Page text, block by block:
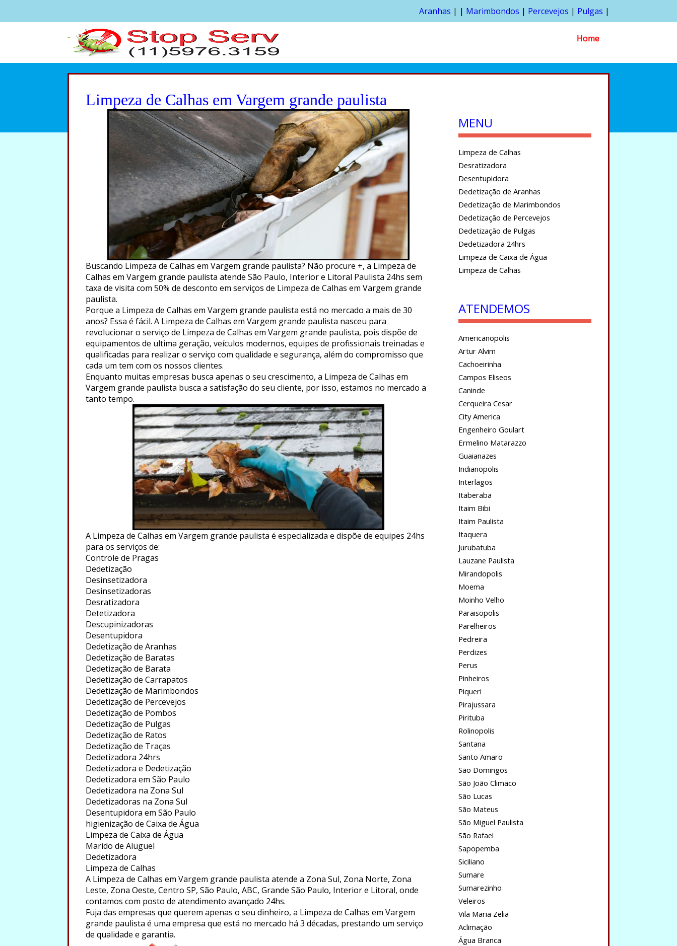
Aranhas | | Marimbondos | Percevejos | Pulgas |
Home
Limpeza de Calhas em Vargem grande paulista
Buscando Limpeza de Calhas em Vargem grande paulista? Não procure +, a Limpeza de
Calhas em Vargem grande paulista atende São Paulo, Interior e Litoral Paulista 24hs sem
taxa de visita com 50% de desconto em serviços de Limpeza de Calhas em Vargem grande
paulista.
Porque a Limpeza de Calhas em Vargem grande paulista está no mercado a mais de 30
anos? Essa é fácil. A Limpeza de Calhas em Vargem grande paulista nasceu para
revolucionar o serviço de Limpeza de Calhas em Vargem grande paulista, pois dispõe de
equipamentos de ultima geração, veículos modernos, equipes de profissionais treinadas e
qualificadas para realizar o serviço com qualidade e segurança, além do compromisso que
cada um tem com os nossos clientes.
Enquanto muitas empresas busca apenas o seu crescimento, a Limpeza de Calhas em
Vargem grande paulista busca a satisfação do seu cliente, por isso, estamos no mercado a
tanto tempo.
A Limpeza de Calhas em Vargem grande paulista é especializada e dispõe de equipes 24hs
para os serviços de:
Controle de Pragas
Dedetização
Desinsetizadora
Desinsetizadoras
Desratizadora
Detetizadora
Descupinizadoras
Desentupidora
Dedetização de Aranhas
Dedetização de Baratas
Dedetização de Barata
Dedetização de Carrapatos
Dedetização de Marimbondos
Dedetização de Percevejos
Dedetização de Pombos
Dedetização de Pulgas
Dedetização de Ratos
Dedetização de Traças
Dedetizadora 24hrs
Dedetizadora e Dedetização
Dedetizadora em São Paulo
Dedetizadora na Zona Sul
Dedetizadoras na Zona Sul
Desentupidora em São Paulo
higienização de Caixa de Água
Limpeza de Caixa de Água
Marido de Aluguel
Dedetizadora
Limpeza de Calhas
A Limpeza de Calhas em Vargem grande paulista atende a Zona Sul, Zona Norte, Zona
Leste, Zona Oeste, Centro SP, São Paulo, ABC, Grande São Paulo, Interior e Litoral, onde
contamos com posto de atendimento avançado 24hs.
Fuja das empresas que querem apenas o seu dinheiro, a Limpeza de Calhas em Vargem
grande paulista é uma empresa que está no mercado há 3 décadas, prestando um serviço
de qualidade e garantia.
MENU
Limpeza de Calhas
Desratizadora
Desentupidora
Dedetização de Aranhas
Dedetização de Marimbondos
Dedetização de Percevejos
Dedetização de Pulgas
Dedetizadora 24hrs
Limpeza de Caixa de Água
Limpeza de Calhas
ATENDEMOS
Americanopolis
Artur Alvim
Cachoeirinha
Campos Eliseos
Caninde
Cerqueira Cesar
City America
Engenheiro Goulart
Ermelino Matarazzo
Guaianazes
Indianopolis
Interlagos
Itaberaba
Itaim Bibi
Itaim Paulista
Itaquera
Jurubatuba
Lauzane Paulista
Mirandopolis
Moema
Moinho Velho
Paraisopolis
Parelheiros
Pedreira
Perdizes
Perus
Pinheiros
Piqueri
Pirajussara
Pirituba
Rolinopolis
Santana
Santo Amaro
São Domingos
São João Climaco
São Lucas
São Mateus
São Miguel Paulista
São Rafael
Sapopemba
Siciliano
Sumare
Sumarezinho
Veleiros
Vila Maria Zelia
Aclimação
Água Branca